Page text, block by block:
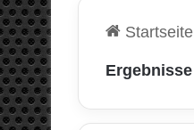
Startseite
Ergebnisse